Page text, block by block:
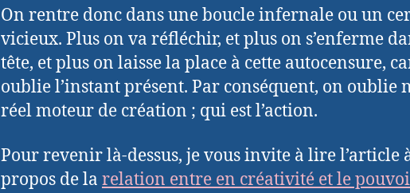
On rentre donc dans une boucle infernale ou un
vicieux. Plus on va réfléchir, et plus on s’enferme
tête, et plus on laisse la place à cette autocensure,
oublie l’instant présent. Par conséquent, on oublie
réel moteur de création ; qui est l’action.
Pour revenir là-dessus, je vous invite à lire l’article
propos de la relation entre en créativité et le